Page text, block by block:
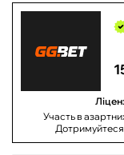
Участь в
Дотримуйтеся